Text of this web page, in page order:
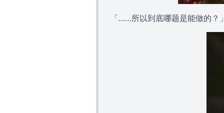
「……所以到底哪题是能做的？